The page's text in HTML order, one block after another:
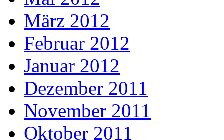
März 2012
Februar 2012
Januar 2012
Dezember 2011
November 2011
Oktober 2011